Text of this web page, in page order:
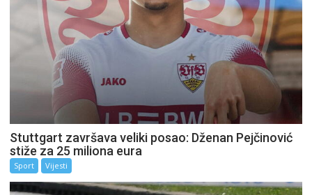
Stuttgart završava veliki posao: Dženan Pejčinović
stiže za 25 miliona eura
Sport Vijesti